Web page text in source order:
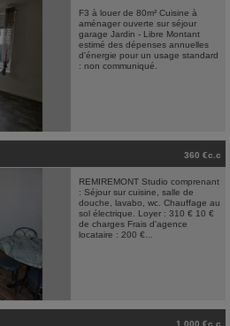
F3 à louer de 80m² Cuisine à
aménager ouverte sur séjour
garage Jardin - Libre Montant
estimé des dépenses annuelles
d'énergie pour un usage standard
: non communiqué.
360 €c.c
REMIREMONT Studio comprenant
: Séjour sur cuisine, salle de
douche, lavabo, wc. Chauffage au
sol électrique. Loyer : 310 € 10 €
de charges Frais d'agence
locataire : 200 €...
1 000 €c.c